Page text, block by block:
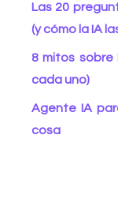
Las 20
(y cómo la IA
8 mitos sobre
cada uno)
Agente IA
cosa